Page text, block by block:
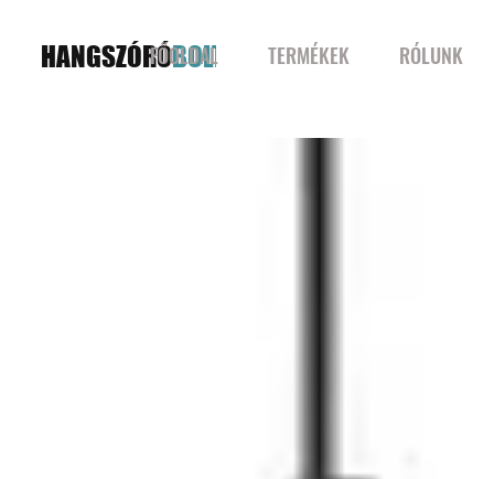
HANGSZÓRÓBOLT
FŐOLDAL TERMÉKEK RÓLUNK